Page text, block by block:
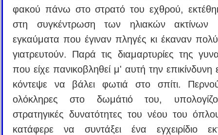
φακού πάνω στο στρατό του εχθρού,
στη συγκέντρωση των ηλιακών ακτίνων
εγκαύματα που έγιναν πληγές κι έκαναν
γιατρευτούν. Παρά τις διαμαρτυρίες της
που είχε πανικοβληθεί μ' αυτή την επικίνδυνη
κόντεψε να βάλει φωτιά στο σπίτι.
ολόκληρες στο δωμάτιό του,
στρατηγικές δυνατότητες του νέου του
κατάφερε να συντάξει ένα εγχειρίδιο